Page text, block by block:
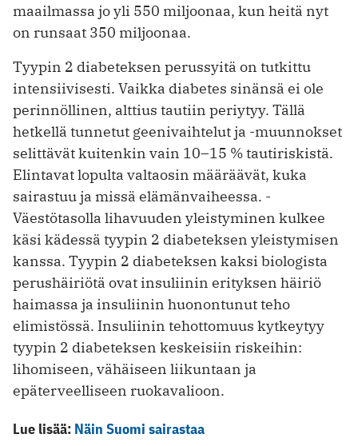
maailmassa jo yli 550 miljoonaa, kun heitä nyt
on runsaat 350 miljoonaa.
Tyypin 2 diabeteksen perussyitä on tutkittu
intensiivisesti. Vaikka diabetes sinänsä ei ole
perinnöllinen, alttius tautiin periytyy. Tällä
hetkellä tunnetut geenivaihtelut ja -muunnokset
selittävät kuitenkin vain 10–15 % tautiriskistä.
Elintavat lopulta valtaosin määräävät, ­kuka
sairastuu ja missä elämänvaiheessa. ­
Väestötasolla lihavuuden yleistyminen kulkee
käsi kädessä tyypin 2 diabeteksen yleistymisen
kanssa. Tyypin 2 diabeteksen kaksi biologista
perushäiriötä ovat insuliinin erityksen häiriö
haimassa ja insuliinin huonontunut teho
elimistössä. Insuliinin tehottomuus kytkeytyy
tyypin 2 diabeteksen keskeisiin riskeihin:
lihomiseen, vähäiseen liikuntaan ja
epäterveelliseen ruokavalioon.
Lue lisää: Näin Suomi sairastaa